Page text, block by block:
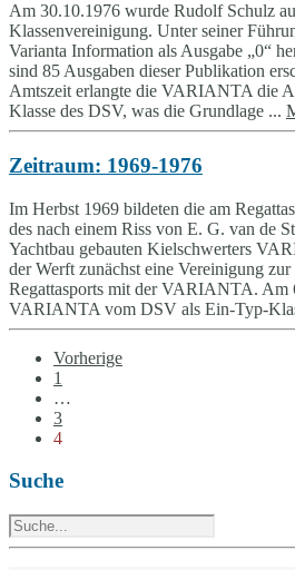
Am 30.10.1976 wurde Rudolf Schulz
Klassenvereinigung. Unter seiner
Varianta Information als Ausgabe „0“
sind 85 Ausgaben dieser Publikation
Amtszeit erlangte die VARIANTA die
Klasse des DSV, was die Grundlage ...
Zeitraum: 1969-1976
Im Herbst 1969 bildeten die am
des nach einem Riss von E. G. van de
Yachtbau gebauten Kielschwerters
der Werft zunächst eine Vereinigung zur
Regattasports mit der VARIANTA. Am
VARIANTA vom DSV als Ein-Typ-
Vorherige
1
…
3
4
Suche